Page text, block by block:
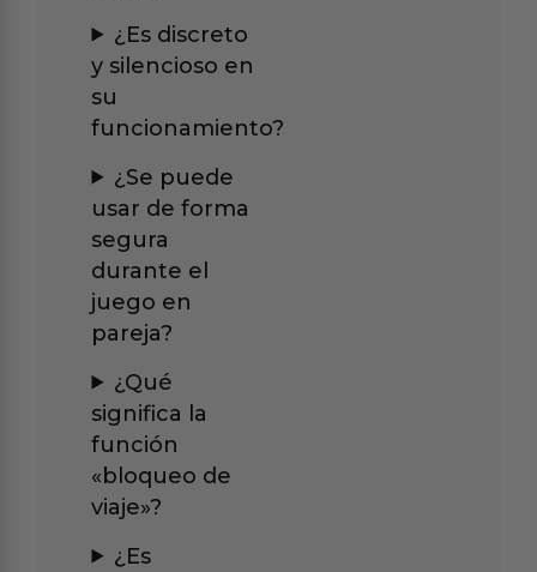
¿Es discreto
y silencioso en
su
funcionamiento?
¿Se puede
usar de forma
segura
durante el
juego en
pareja?
¿Qué
significa la
función
«bloqueo de
viaje»?
¿Es